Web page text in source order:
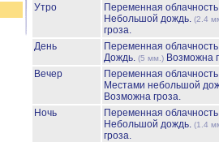
Утро
Переменная
Небольшой дождь. (2.4
гроза.
День
Переменная
Дождь. (5 мм.) Возможна
Вечер
Переменная
Местами небольшой
Возможна гроза.
Ночь
Переменная
Небольшой дождь. (1.4
гроза.